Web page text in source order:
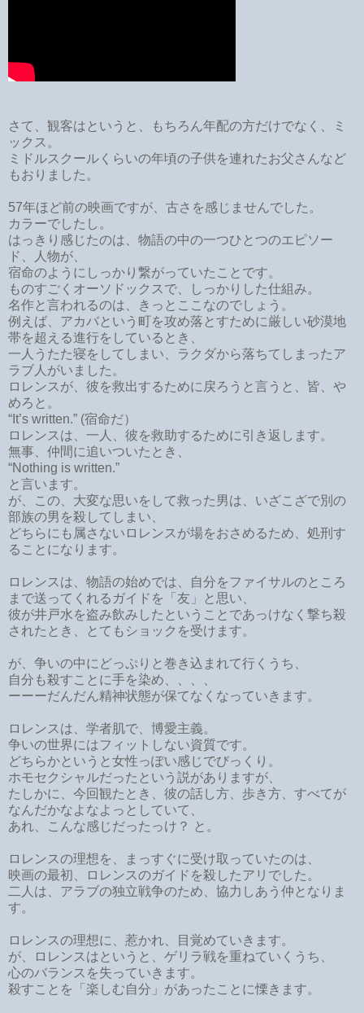
さて、観客はというと、もちろん年配の方だけでなく、ミ
ックス。
ミドルスクールくらいの年頃の子供を連れたお父さんなど
もおりました。
57年ほど前の映画ですが、古さを感じませんでした。
カラーでしたし。
はっきり感じたのは、物語の中の一つひとつのエピソー
ド、人物が、
宿命のようにしっかり繋がっていたことです。
ものすごくオーソドックスで、しっかりした仕組み。
名作と言われるのは、きっとここなのでしょう。
例えば 、アカバという町を攻め落とすために厳しい砂漠地
帯を超える進行をしているとき、
一人うたた寝をしてしまい、ラクダから落ちてしまったア
ラブ人がいました。
ロレンスが、彼を救出するために戻ろうと言うと、皆、や
めろと。
“It’s written.” (宿命だ）
ロレンスは、一人、彼を救助するために引き返します。
無事、仲間に追いついたとき、
“Nothing is written.”
と言います。
が、この、大変な思いをして救った男は、いざこざで別の
部族の男を殺してしまい、
どちらにも属さないロレンスが場をおさめるため、処刑す
ることになります。
ロレンスは、物語の始めでは、自分をファイサルのところ
まで送ってくれるガイドを「友」と思い、
彼が井戸水を盗み飲みしたということであっけなく撃ち殺
されたとき、とてもショックを受けます。
が、争いの中にどっぷりと巻き込まれて行くうち、
自分も殺すことに手を染め、、、、
ーーーだんだん精神状態が保てなくなっていきます。
ロレンスは、学者肌で、博愛主義。
争いの世界にはフィットしない資質です。
どちらかというと女性っぽい感じでびっくり。
ホモセクシャルだったという説がありますが、
たしかに、今回観たとき、彼の話し方、歩き方、すべてが
なんだかなよなよっとしていて、
あれ、こんな感じだったっけ？ と。
ロレンスの理想を、まっすぐに受け取っていたのは、
映画の最初、ロレンスのガイドを殺したアリでした。
二人は、アラブの独立戦争のため、協力しあう仲となりま
す。
ロレンスの理想に、惹かれ、目覚めていきます。
が、ロレンスはというと、ゲリラ戦を重ねていくうち、
心のバランスを失っていきます。
殺すことを「楽しむ自分」があったことに慄きます。